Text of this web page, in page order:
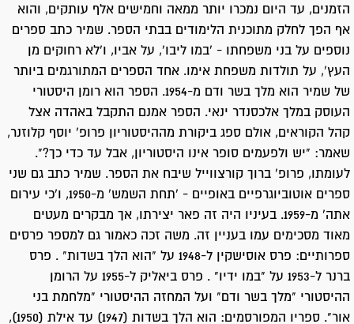
הזמנים, עד היום נמכרו יותר ממאה וחמישים אלף עותקים, והוא
אף הפך לחלק מתוכנית הלימודים בבתי הספר. שמיר כתב ספרים
נוספים על בני משפחתו - 'במו ליבו', על אביו, ו'לא רחוקים מן
העץ', על תולדות משפחת אימו. אחד הספרים המתורגמים ביותר
של שמיר הוא מלך בשר ודם מ-1954. הספר הוא רומן היסטורי
העוסק במלך אלכסנדר ינאי. הספר אמנם התקבל באהדה אצל
קהל הקוראים, אולם ספג ביקורת מההיסטוריון פרופ' יוסף קלוזנר,
שאמר: "יש ולפעמים סופר אינו היסטוריון, אבל עד כדי כך?".
לעומתו, פרופ' ברוך קורצווייל שיבח את הספר. שמיר כתב גם שני
ספרים אוטוביוגרפיים באופיים - 'תחת השמש' מ-1950, ו'כי עירום
אתה' מ-1959. בעיניו היה זה פאר יצירתו, אך מבקרים מעטים
מאוד מסכימים עמו בעניין זה. משה זכה כאמור גם למספר פרסים
ספרותיים: פרס אוסישקין ל-1948 על "הוא הלך בשדות" . פרס
ברנר ל-1953 על "במו ידיו" . פרס ביאליק ל-1955 על הרומן
ההיסטורי "מלך בשר ודם" ועל המחזה ההיסטורי "מלחמת בני
אור". ספריו המפורסמים: הוא הלך בשדות (1947) עד אילת (1950),